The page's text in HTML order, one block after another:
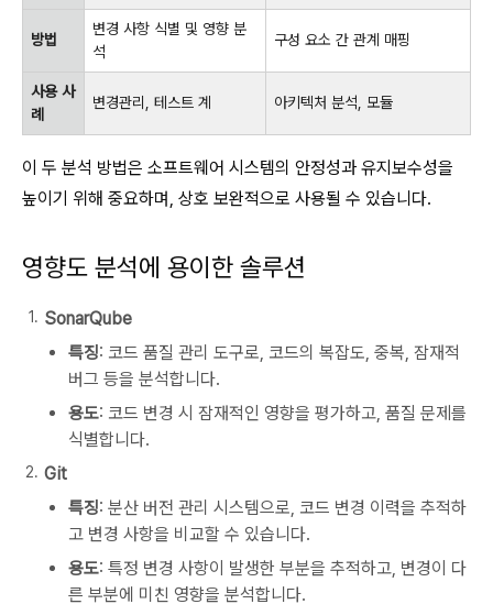
방법
변경 사항 식별 및 영향 분
석
구성 요소 간 관계 매핑
사용 사
례
변경관리, 테스트 계 아키텍처 분석, 모듈
이 두 분석 방법은 소프트웨어 시스템의 안정성과 유지보수성을
높이기 위해 중요하며, 상호 보완적으로 사용될 수 있습니다.
영향도 분석에 용이한 솔루션
SonarQube
특징: 코드 품질 관리 도구로, 코드의 복잡도, 중복, 잠재적
버그 등을 분석합니다.
용도: 코드 변경 시 잠재적인 영향을 평가하고, 품질 문제를
식별합니다.
Git
특징: 분산 버전 관리 시스템으로, 코드 변경 이력을 추적하
고 변경 사항을 비교할 수 있습니다.
용도: 특정 변경 사항이 발생한 부분을 추적하고, 변경이 다
른 부분에 미친 영향을 분석합니다.